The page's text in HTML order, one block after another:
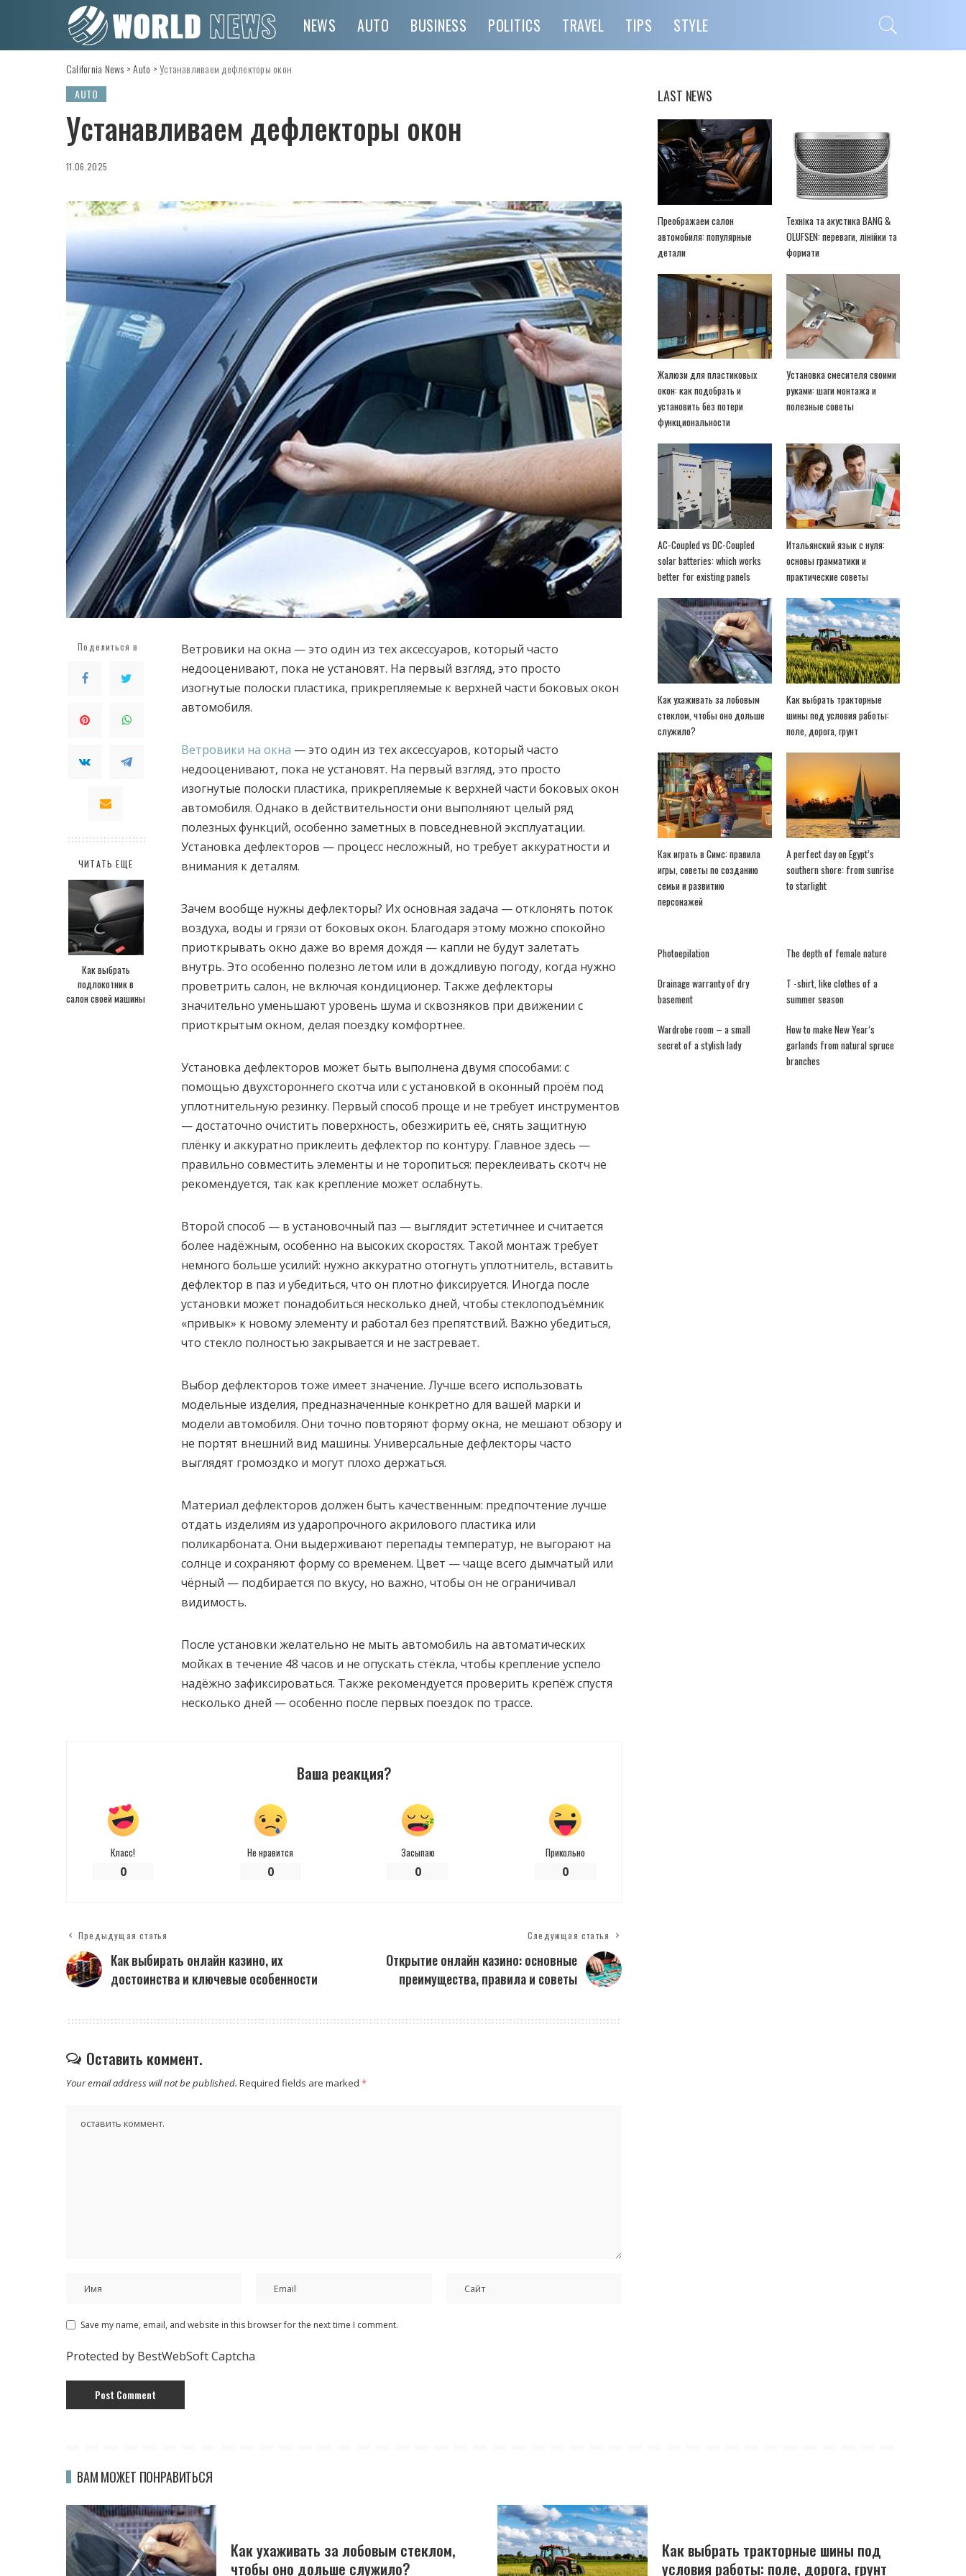
NEWS AUTO BUSINESS POLITICS TRAVEL TIPS STYLE
California News >Auto >Устанавливаем дефлекторы окон
AUTO
Устанавливаем дефлекторы окон
11.06.2025
Поделиться в
ЧИТАТЬ ЕЩЕ
Как выбрать
подлокотник в
салон своей машины
Ветровики на окна — это один из тех аксессуаров, который часто
недооценивают, пока не установят. На первый взгляд, это просто
изогнутые полоски пластика, прикрепляемые к верхней части боковых окон
автомобиля.
Ветровики на окна — это один из тех аксессуаров, который часто
недооценивают, пока не установят. На первый взгляд, это просто
изогнутые полоски пластика, прикрепляемые к верхней части боковых окон
автомобиля. Однако в действительности они выполняют целый ряд
полезных функций, особенно заметных в повседневной эксплуатации.
Установка дефлекторов — процесс несложный, но требует аккуратности и
внимания к деталям.
Зачем вообще нужны дефлекторы? Их основная задача — отклонять поток
воздуха, воды и грязи от боковых окон. Благодаря этому можно спокойно
приоткрывать окно даже во время дождя — капли не будут залетать
внутрь. Это особенно полезно летом или в дождливую погоду, когда нужно
проветрить салон, не включая кондиционер. Также дефлекторы
значительно уменьшают уровень шума и сквозняков при движении с
приоткрытым окном, делая поездку комфортнее.
Установка дефлекторов может быть выполнена двумя способами: с
помощью двухстороннего скотча или с установкой в оконный проём под
уплотнительную резинку. Первый способ проще и не требует инструментов
— достаточно очистить поверхность, обезжирить её, снять защитную
плёнку и аккуратно приклеить дефлектор по контуру. Главное здесь —
правильно совместить элементы и не торопиться: переклеивать скотч не
рекомендуется, так как крепление может ослабнуть.
Второй способ — в установочный паз — выглядит эстетичнее и считается
более надёжным, особенно на высоких скоростях. Такой монтаж требует
немного больше усилий: нужно аккуратно отогнуть уплотнитель, вставить
дефлектор в паз и убедиться, что он плотно фиксируется. Иногда после
установки может понадобиться несколько дней, чтобы стеклоподъёмник
«привык» к новому элементу и работал без препятствий. Важно убедиться,
что стекло полностью закрывается и не застревает.
Выбор дефлекторов тоже имеет значение. Лучше всего использовать
модельные изделия, предназначенные конкретно для вашей марки и
модели автомобиля. Они точно повторяют форму окна, не мешают обзору и
не портят внешний вид машины. Универсальные дефлекторы часто
выглядят громоздко и могут плохо держаться.
Материал дефлекторов должен быть качественным: предпочтение лучше
отдать изделиям из ударопрочного акрилового пластика или
поликарбоната. Они выдерживают перепады температур, не выгорают на
солнце и сохраняют форму со временем. Цвет — чаще всего дымчатый или
чёрный — подбирается по вкусу, но важно, чтобы он не ограничивал
видимость.
После установки желательно не мыть автомобиль на автоматических
мойках в течение 48 часов и не опускать стёкла, чтобы крепление успело
надёжно зафиксироваться. Также рекомендуется проверить крепёж спустя
несколько дней — особенно после первых поездок по трассе.
Ваша реакция?
Класс!
0
Не нравится
0
Засыпаю
0
Прикольно
0
Предыдущая статья
Как выбирать онлайн казино, их
достоинства и ключевые особенности
Следующая статья
Открытие онлайн казино: основные
преимущества, правила и советы
Оставить коммент.
Your email address will not be published. Required fields are marked *
Save my name, email, and website in this browser for the next time I comment.
Protected by BestWebSoft Captcha
LAST NEWS
Преображаем салон
автомобиля: популярные
детали
Техніка та акустика BANG &
OLUFSEN: переваги, лінійки та
формати
Жалюзи для пластиковых
окон: как подобрать и
установить без потери
функциональности
Установка смесителя своими
руками: шаги монтажа и
полезные советы
AC-Coupled vs DC-Coupled
solar batteries: which works
better for existing panels
Итальянский язык с нуля:
основы грамматики и
практические советы
Как ухаживать за лобовым
стеклом, чтобы оно дольше
служило?
Как выбрать тракторные
шины под условия работы:
поле, дорога, грунт
Как играть в Симс: правила
игры, советы по созданию
семьи и развитию
персонажей
A perfect day on Egypt’s
southern shore: from sunrise
to starlight
Photoepilation The depth of female nature
Drainage warranty of dry
basement
T -shirt, like clothes of a
summer season
Wardrobe room – a small
secret of a stylish lady
How to make New Year’s
garlands from natural spruce
branches
ВАМ МОЖЕТ ПОНРАВИТЬСЯ
Как ухаживать за лобовым стеклом,
чтобы оно дольше служило?
Как выбрать тракторные шины под
условия работы: поле, дорога, грунт